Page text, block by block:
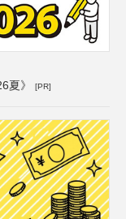
夏》 [PR]